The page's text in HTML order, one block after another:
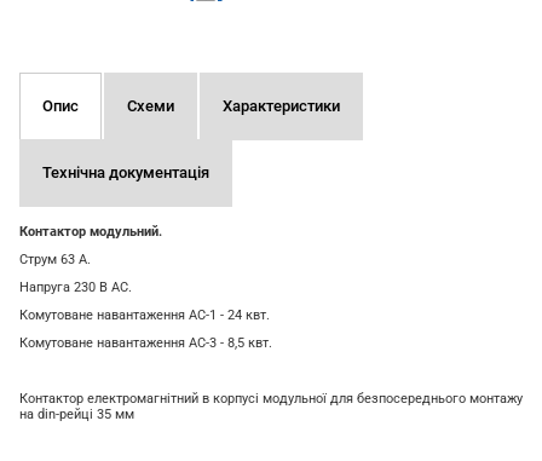
Опис Схеми Характеристики
Технічна документація
Контактор модульний.
Струм 63 А.
Напруга 230 В AC.
Комутоване навантаження AC-1 - 24 квт.
Комутоване навантаження AC-3 - 8,5 квт.
Контактор електромагнітний в корпусі модульної для безпосереднього монтажу
на din-рейці 35 мм